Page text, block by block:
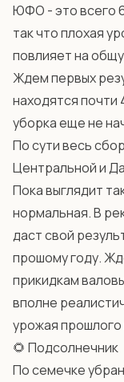
ЮФО - это всего
так что плохая
повлияет на
Ждем первых
находятся
уборка еще не
По сути весь
Центральной и
Пока выглядит
нормальная. В
даст свой
прошому году.
прикидкам
вполне
урожая прошлого
🌻 Подсолнечник
По семечке